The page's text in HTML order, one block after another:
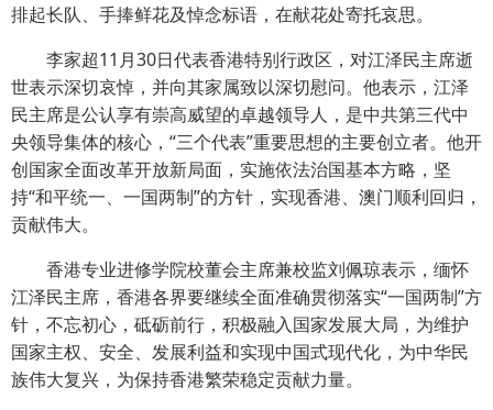
排起长队、手捧鲜花及悼念标语，在献花处寄托哀思。
李家超11月30日代表香港特别行政区，对江泽民主席逝
世表示深切哀悼，并向其家属致以深切慰问。他表示，江泽
民主席是公认享有崇高威望的卓越领导人，是中共第三代中
央领导集体的核心，“三个代表”重要思想的主要创立者。他开
创国家全面改革开放新局面，实施依法治国基本方略，坚
持“和平统一、一国两制”的方针，实现香港、澳门顺利回归，
贡献伟大。
香港专业进修学院校董会主席兼校监刘佩琼表示，缅怀
江泽民主席，香港各界要继续全面准确贯彻落实“一国两制”方
针，不忘初心，砥砺前行，积极融入国家发展大局，为维护
国家主权、安全、发展利益和实现中国式现代化，为中华民
族伟大复兴，为保持香港繁荣稳定贡献力量。